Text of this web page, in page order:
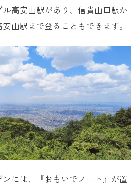
高安山駅があり、信貴山口駅か
山駅まで登ることもできます。
には、『おもいでノート』が置